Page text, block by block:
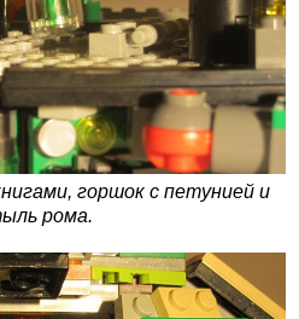
горшок с петунией и
рома.